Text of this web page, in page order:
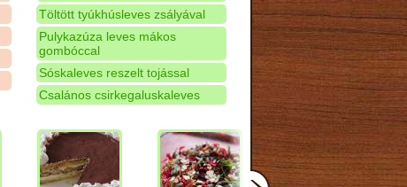
Töltött tyúkhúsleves zsályával
Pulykazúza leves mákos
gombóccal
Sóskaleves reszelt tojással
Csalános csirkegaluskaleves